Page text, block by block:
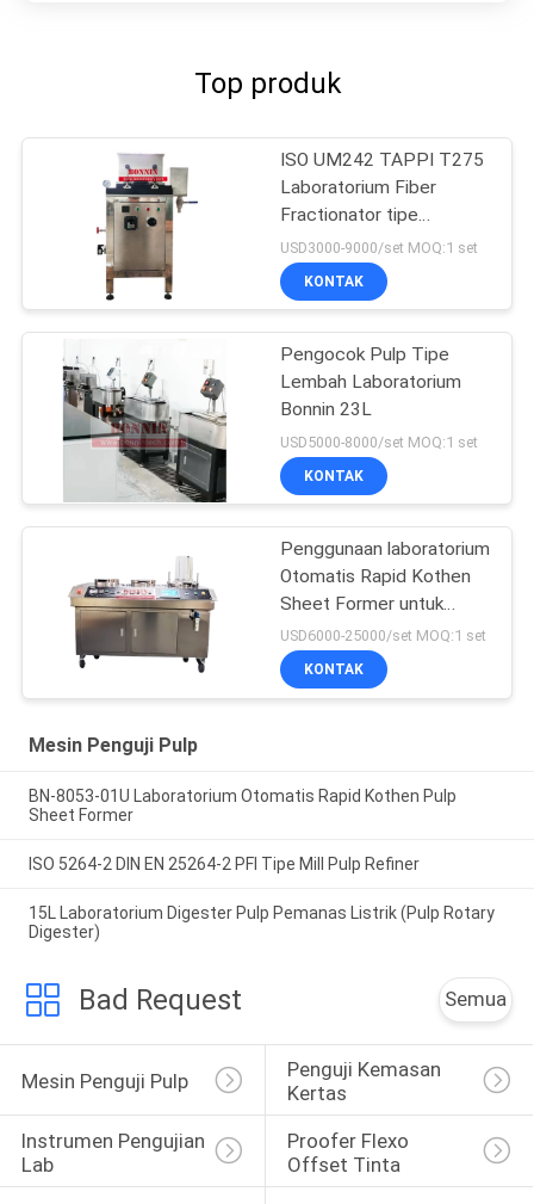
Top produk
ISO UM242 TAPPI T275
Laboratorium Fiber
Fractionator tipe
Somerville
USD3000-9000/set MOQ:1 set
KONTAK
Pengocok Pulp Tipe
Lembah Laboratorium
Bonnin 23L
USD5000-8000/set MOQ:1 set
KONTAK
Penggunaan laboratorium
Otomatis Rapid Kothen
Sheet Former untuk
kertas pulp
USD6000-25000/set MOQ:1 set
KONTAK
Mesin Penguji Pulp
BN-8053-01U Laboratorium Otomatis Rapid Kothen Pulp
Sheet Former
ISO 5264-2 DIN EN 25264-2 PFI Tipe Mill Pulp Refiner
15L Laboratorium Digester Pulp Pemanas Listrik (Pulp Rotary
Digester)
Bad Request Semua
Mesin Penguji Pulp
Penguji Kemasan
Kertas
Instrumen Pengujian
Lab
Proofer Flexo
Offset Tinta